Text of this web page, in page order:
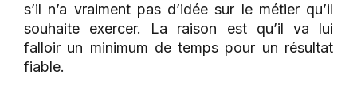
s’il n’a vraiment pas d’idée sur le métier qu’il
souhaite exercer. La raison est qu’il va lui
falloir un minimum de temps pour un résultat
fiable.